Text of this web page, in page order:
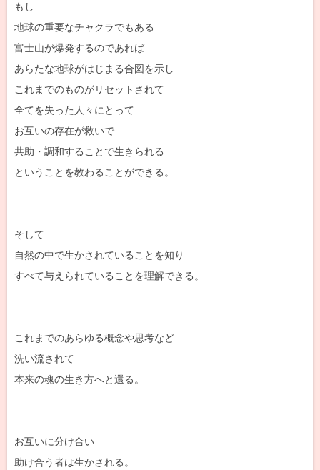
もし
地球の重要なチャクラでもある
富士山が爆発するのであれば
あらたな地球がはじまる合図を示し
これまでのものがリセットされて
全てを失った人々にとって
お互いの存在が救いで
共助・調和することで生きられる
ということを教わることができる。
そして
自然の中で生かされていることを知り
すべて与えられていることを理解できる。
これまでのあらゆる概念や思考など
洗い流されて
本来の魂の生き方へと還る。
お互いに分け合い
助け合う者は生かされる。